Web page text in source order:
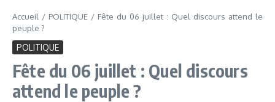
Accueil / POLITIQUE / Fête du 06 juillet : Quel discours attend le
peuple ?
POLITIQUE
Fête du 06 juillet : Quel discours
attend le peuple ?